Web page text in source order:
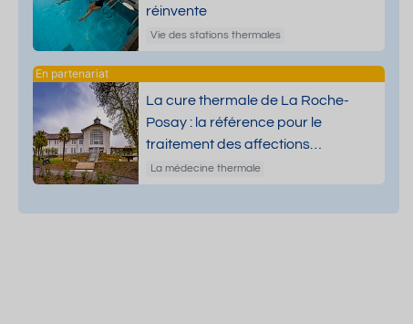
réinvente
Vie des stations thermales
La cure thermale de La Roche-
Posay : la référence pour le
traitement des affections
dermatologiques
La médecine thermale